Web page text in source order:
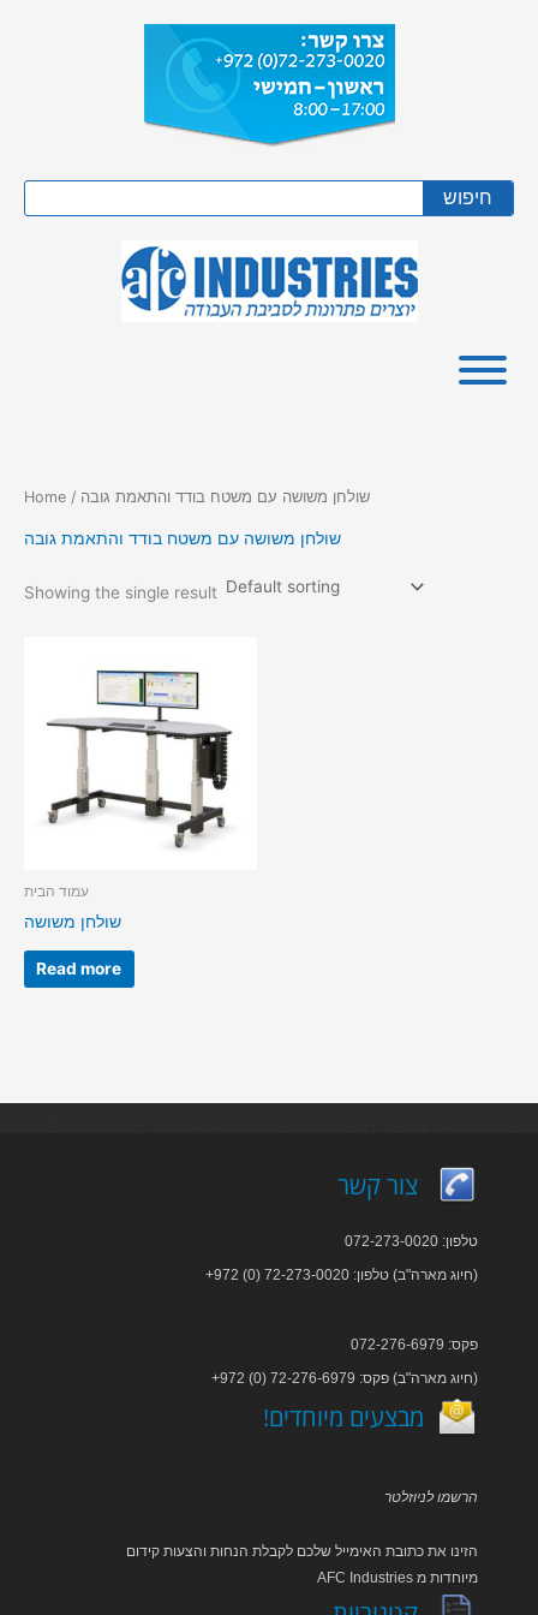
חיפוש
Home / שולחן משושה עם משטח בודד והתאמת גובה
שולחן משושה עם משטח בודד והתאמת גובה
Showing the single result
עמוד הבית
שולחן משושה
Read more
צור קשר
טלפון: 072-273-0020
+972 (0) 72-273-0020 :חיוג מארה"ב) טלפון)
פקס: 072-276-6979
+972 (0) 72-276-6979 :חיוג מארה"ב) פקס)
!מבצעים מיוחדים
הרשמו לניוזלטר
הזינו את כתובת האימייל שלכם לקבלת הנחות והצעות קידום
AFC Industries מיוחדות מ